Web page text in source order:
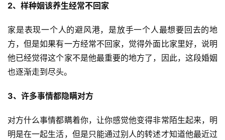
2、样种姻该养生经常不回家
家是表现一个人的避风港，是放手一个人最想要回去的地
方，但是如果有一方经常不回家，觉得外面比家里好，说明
他已经觉得这个家不是他最重要的地方了，因此，这段婚姻
也逐渐走到尽头。
3、许多事情都隐瞒对方
对方什么事情都瞒着你，让你感觉他变得非常陌生起来，明
明是在一起生活，但是只能通过别人的转述才知道他最近过